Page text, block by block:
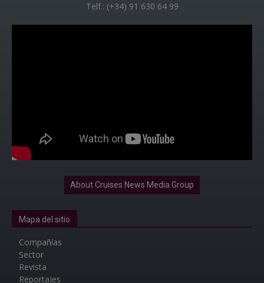
Telf.: (+34) 91 630 64 99
About Cruises News Media Group
Mapa del sitio
Compañías
Sector
Revista
Reportajes